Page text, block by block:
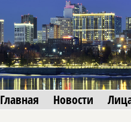
Главная Новости